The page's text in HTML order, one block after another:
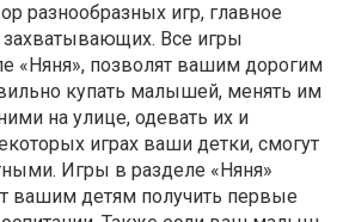
разнообразных игр, главное
захватывающих. Все игры
«Няня», позволят вашим дорогим
купать малышей, менять им
на улице, одевать их и
играх ваши детки, смогут
Игры в разделе «Няня»
вашим детям получить первые